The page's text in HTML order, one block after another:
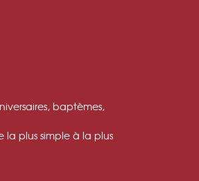
baptèmes,
la plus simple à la plus